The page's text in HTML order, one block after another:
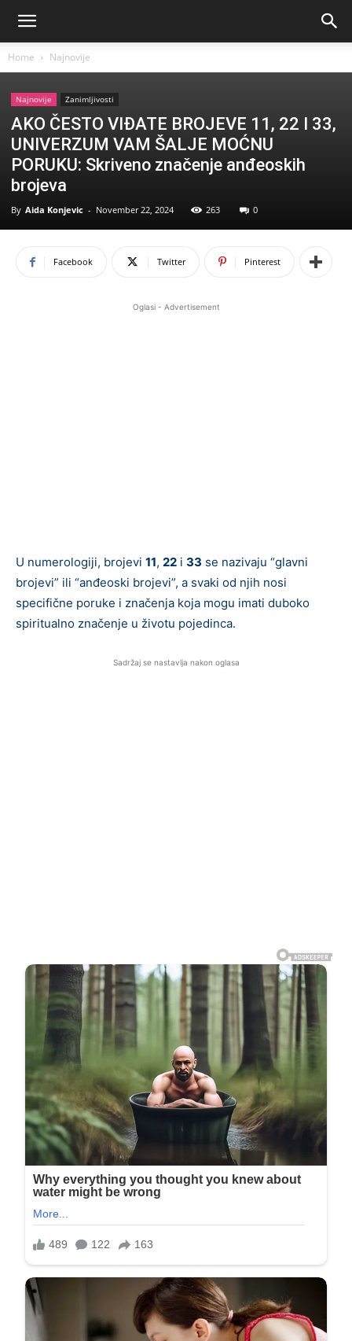
Home Najnovije
Najnovije Zanimljivosti
AKO ČESTO VIĐATE BROJEVE 11, 22 I 33,
UNIVERZUM VAM ŠALJE MOĆNU
PORUKU: Skriveno značenje anđeoskih
brojeva
By Aida Konjevic - November 22, 2024 263 0
Facebook Twitter Pinterest
Oglasi - Advertisement
U numerologiji, brojevi 11, 22 i 33 se nazivaju “glavni
brojevi” ili “anđeoski brojevi”, a svaki od njih nosi
specifične poruke i značenja koja mogu imati duboko
spiritualno značenje u životu pojedinca.
Sadržaj se nastavlja nakon oglasa